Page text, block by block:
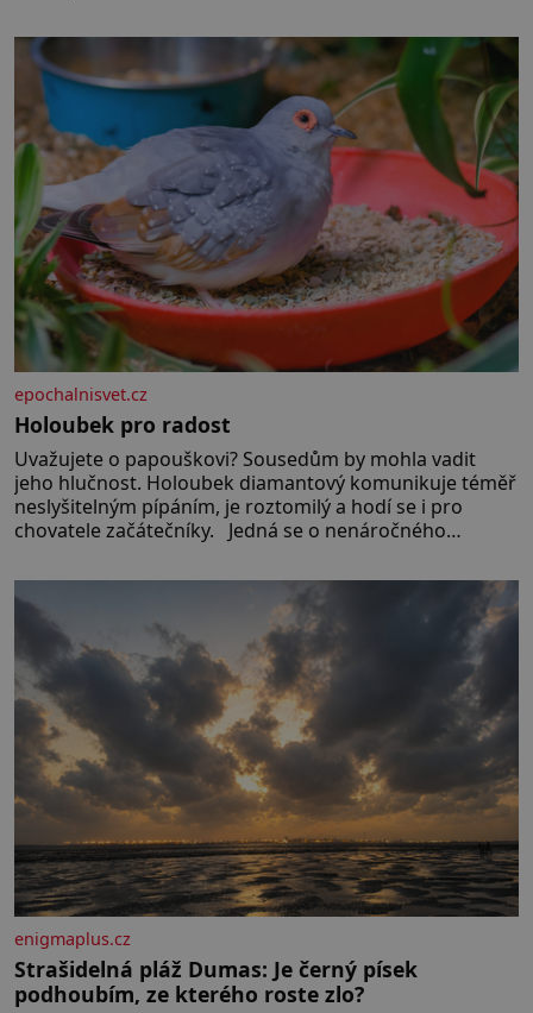
epochalnisvet.cz
Holoubek pro radost
Uvažujete o papouškovi? Sousedům by mohla vadit
jeho hlučnost. Holoubek diamantový komunikuje téměř
neslyšitelným pípáním, je roztomilý a hodí se i pro
chovatele začátečníky. Jedná se o nenáročného
času tráví na zemi, kde sbírá zbytky semínek Jeho
domovinou je prakticky celá Austrálie s výjimkou
pobřežní oblasti.
enigmaplus.cz
Strašidelná pláž Dumas: Je černý písek
podhoubím, ze kterého roste zlo?